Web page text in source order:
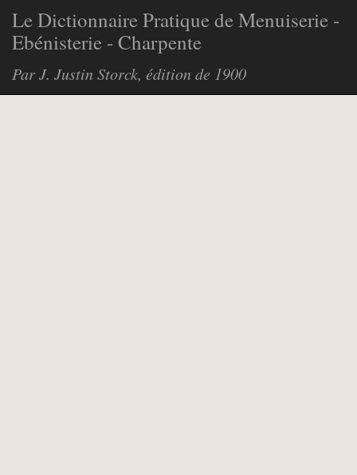
Le Dictionnaire Pratique de Menuiserie -
Ebénisterie - Charpente
Par J. Justin Storck, édition de 1900